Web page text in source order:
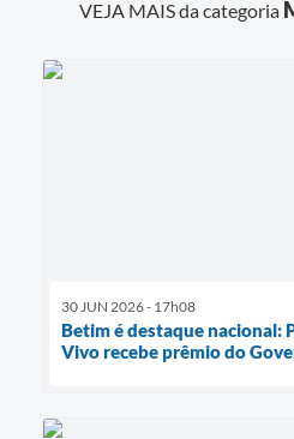
VEJA MAIS da categoria
30 JUN 2026 - 17h08
Betim é destaque nacional:
Vivo recebe prêmio do